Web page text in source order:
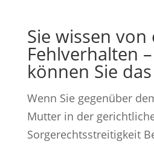
Sie wissen von
Fehlverhalten
können Sie
Wenn Sie gegenüber
Mutter in der
Sorgerechtsstreitigkeit